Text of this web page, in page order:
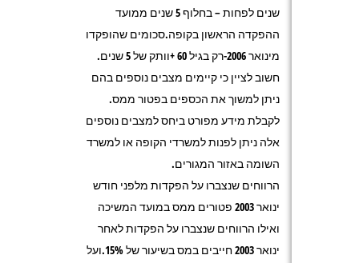
שנים לפחות – בחלוף 5 שנים ממועד
ההפקדה הראשון בקופה.סכומים שהופקדו
מינואר 2006-רק בגיל 60 +וותק של 5 שנים.
חשוב לציין כי קיימים מצבים נוספים בהם
ניתן למשוך את הכספים בפטור ממס.
לקבלת מידע מפורט ביחס למצבים נוספים
אלה ניתן לפנות למשרדי הקופה או למשרד
השומה באזור המגורים.
הרווחים שנצברו על הפקדות מלפני חודש
ינואר 2003 פטורים ממס במועד המשיכה
ואילו הרווחים שנצברו על הפקדות לאחר
ינואר 2003 חייבים במס בשיעור של 15%.ועל